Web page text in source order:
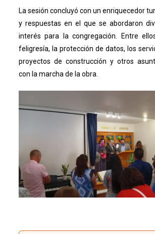
La sesión concluyó con un enriquecedor
y respuestas en el que se abordaron
interés para la congregación. Entre
feligresía, la protección de datos, los
proyectos de construcción y otros
con la marcha de la obra.